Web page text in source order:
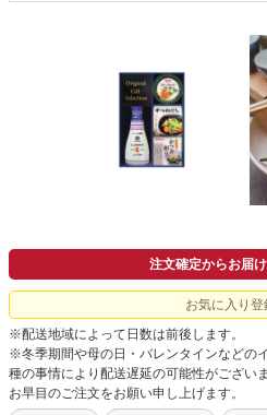
無料サンプル・資料請求
注文確定からお届
お気に入り登
※配送地域によって日数は前後します。
※冬季期間や母の日・バレンタインなどの
種の事情により配送遅延の可能性がござい
お早目のご注文をお願い申し上げます。